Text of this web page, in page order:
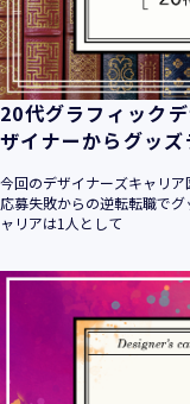
20代グラフィック
ザイナーからグッ
今回のデザイナーズキャリ
応募失敗からの逆転転職で
ャリアは1人として